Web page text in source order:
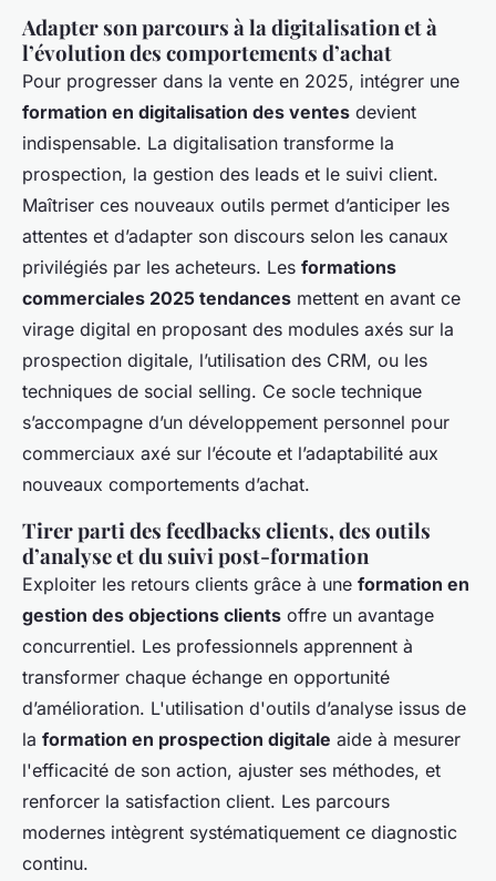
Adapter son parcours à la digitalisation et à
l’évolution des comportements d’achat
Pour progresser dans la vente en 2025, intégrer une
formation en digitalisation des ventes devient
indispensable. La digitalisation transforme la
prospection, la gestion des leads et le suivi client.
Maîtriser ces nouveaux outils permet d’anticiper les
attentes et d’adapter son discours selon les canaux
privilégiés par les acheteurs. Les formations
commerciales 2025 tendances mettent en avant ce
virage digital en proposant des modules axés sur la
prospection digitale, l’utilisation des CRM, ou les
techniques de social selling. Ce socle technique
s’accompagne d’un développement personnel pour
commerciaux axé sur l’écoute et l’adaptabilité aux
nouveaux comportements d’achat.
Tirer parti des feedbacks clients, des outils
d’analyse et du suivi post-formation
Exploiter les retours clients grâce à une formation en
gestion des objections clients offre un avantage
concurrentiel. Les professionnels apprennent à
transformer chaque échange en opportunité
d’amélioration. L'utilisation d'outils d’analyse issus de
la formation en prospection digitale aide à mesurer
l'efficacité de son action, ajuster ses méthodes, et
renforcer la satisfaction client. Les parcours
modernes intègrent systématiquement ce diagnostic
continu.